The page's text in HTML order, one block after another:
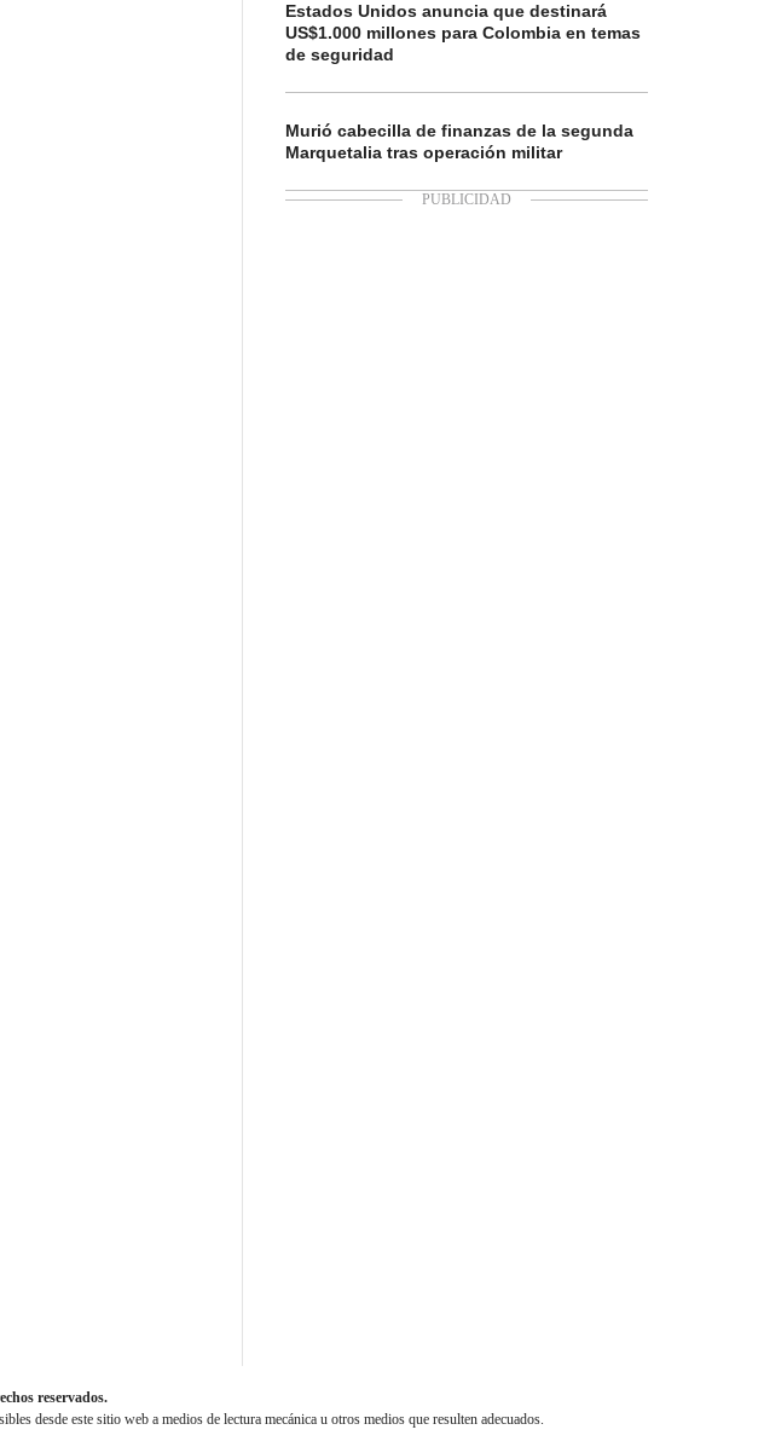
Estados Unidos anuncia que destinará
US$1.000 millones para Colombia en temas
de seguridad
Murió cabecilla de finanzas de la segunda
Marquetalia tras operación militar
reservados.
desde este sitio web a medios de lectura mecánica u otros medios que resulten adecuados.